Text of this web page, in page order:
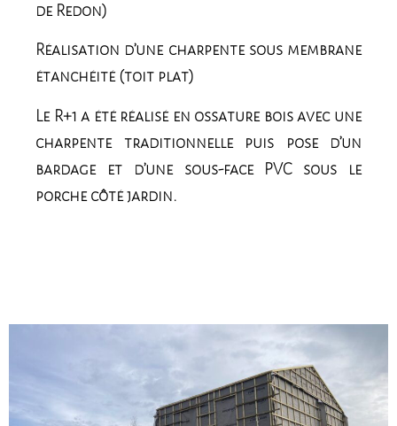
de Redon)
Réalisation d’une charpente sous membrane
étanchéité (toit plat)
Le R+1 a été réalisé en ossature bois avec une
charpente traditionnelle puis pose d’un
bardage et d’une sous-face PVC sous le
porche côté jardin.